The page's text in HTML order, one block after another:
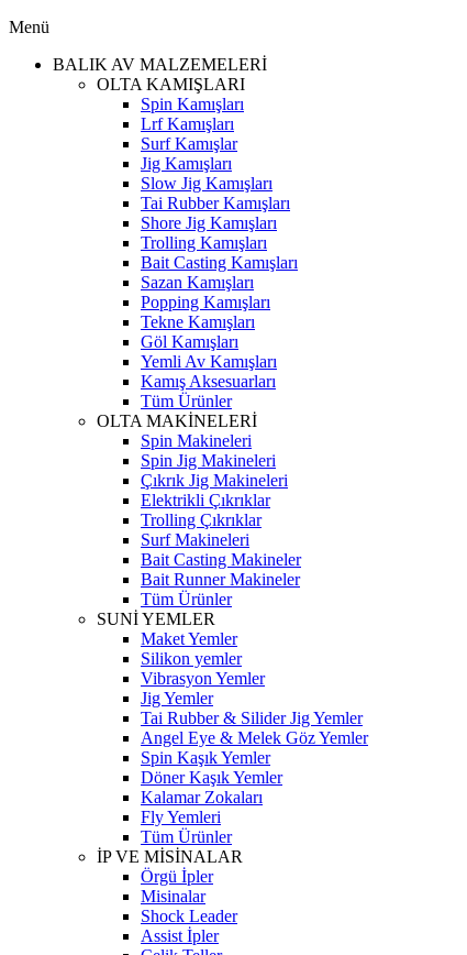
Menü
BALIK AV MALZEMELERİ
OLTA KAMIŞLARI
Spin Kamışları
Lrf Kamışları
Surf Kamışlar
Jig Kamışları
Slow Jig Kamışları
Tai Rubber Kamışları
Shore Jig Kamışları
Trolling Kamışları
Bait Casting Kamışları
Sazan Kamışları
Popping Kamışları
Tekne Kamışları
Göl Kamışları
Yemli Av Kamışları
Kamış Aksesuarları
Tüm Ürünler
OLTA MAKİNELERİ
Spin Makineleri
Spin Jig Makineleri
Çıkrık Jig Makineleri
Elektrikli Çıkrıklar
Trolling Çıkrıklar
Surf Makineleri
Bait Casting Makineler
Bait Runner Makineler
Tüm Ürünler
SUNİ YEMLER
Maket Yemler
Silikon yemler
Vibrasyon Yemler
Jig Yemler
Tai Rubber & Silider Jig Yemler
Angel Eye & Melek Göz Yemler
Spin Kaşık Yemler
Döner Kaşık Yemler
Kalamar Zokaları
Fly Yemleri
Tüm Ürünler
İP VE MİSİNALAR
Örgü İpler
Misinalar
Shock Leader
Assist İpler